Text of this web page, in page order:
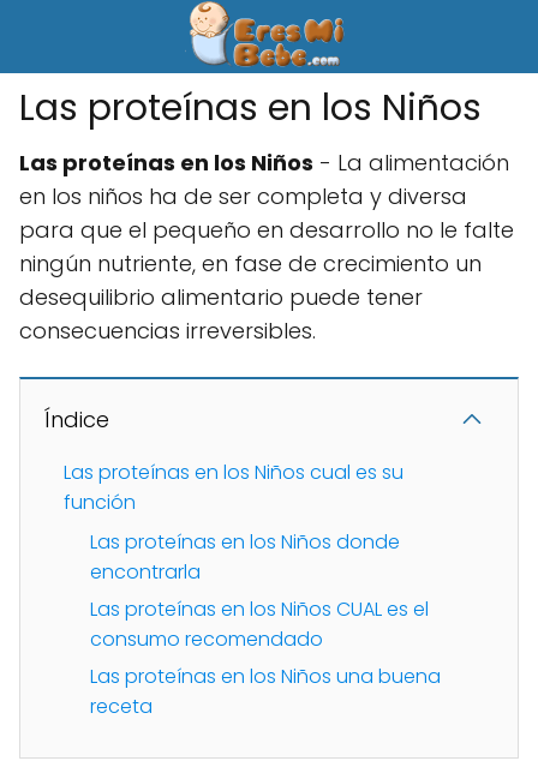
Las proteínas en los Niños
Las proteínas en los Niños - La alimentación
en los niños ha de ser completa y diversa
para que el pequeño en desarrollo no le falte
ningún nutriente, en fase de crecimiento un
desequilibrio alimentario puede tener
consecuencias irreversibles.
Índice
Las proteínas en los Niños cual es su
función
Las proteínas en los Niños donde
encontrarla
Las proteínas en los Niños CUAL es el
consumo recomendado
Las proteínas en los Niños una buena
receta